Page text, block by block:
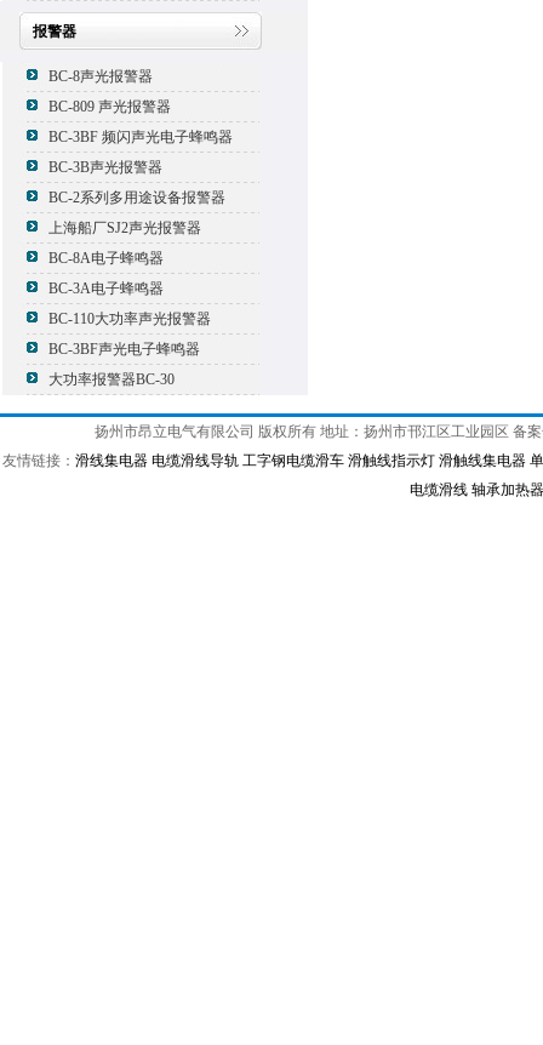
报警器
BC-8声光报警器
BC-809 声光报警器
BC-3BF 频闪声光电子蜂鸣器
BC-3B声光报警器
BC-2系列多用途设备报警器
上海船厂SJ2声光报警器
BC-8A电子蜂鸣器
BC-3A电子蜂鸣器
BC-110大功率声光报警器
BC-3BF声光电子蜂鸣器
大功率报警器BC-30
扬州市昂立电气有限公司 版权所有 地址：扬州市邗江区工业园区 备
友情链接： 滑线集电器 电缆滑线导轨 工字钢电缆滑车 滑触线指示灯 滑触线集电器
电缆滑线 轴承加热器